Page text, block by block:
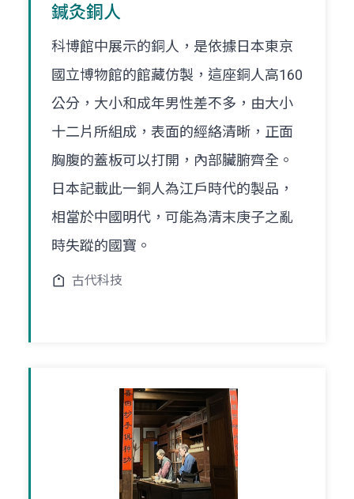
鍼灸銅人
科博館中展示的銅人，是依據日本東京
國立博物館的館藏仿製，這座銅人高160
公分，大小和成年男性差不多，由大小
十二片所組成，表面的經絡清晰，正面
胸腹的蓋板可以打開，內部臟腑齊全。
日本記載此一銅人為江戶時代的製品，
相當於中國明代，可能為清末庚子之亂
時失蹤的國寶。
古代科技